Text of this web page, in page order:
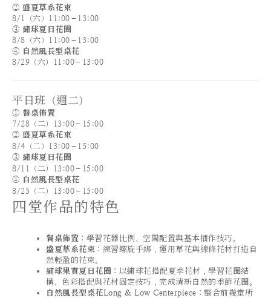
② 盛夏草系花束
8/1（六）11:00–13:00
③ 繡球夏日花圈
8/8（六）11:00–13:00
④ 自然風長型桌花
8/29（六）11:00–13:00
平日班（週二）
① 餐桌佈置
7/28（二）13:00–15:00
② 盛夏草系花束
8/4（二）
13:00–15:00
③ 繡球夏日花圈
8/11（二）
13:00–15:00
④ 自然風長型桌花
8/25（二）
13:00–15:00
四堂作品的特色
餐桌佈置 ：學習花器比例、空間配置與基本插作技巧。
盛夏草系花束 ：練習螺旋手綁，運用草花與線條花材打造自
然輕盈的花束。
繡球果實夏日花圈 ：以繡球花搭配夏季花材，學習花圈結
構、色彩搭配與花材固定技巧，完成清新自然的季節花圈。
自然風長型桌花Long & Low Centerpiece ：整合前幾堂所